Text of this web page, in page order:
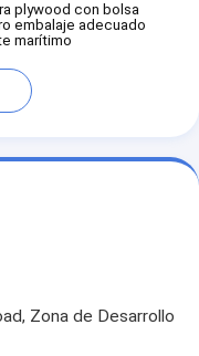
plywood con bolsa
embalaje adecuado
marítimo
Zona de Desarrollo